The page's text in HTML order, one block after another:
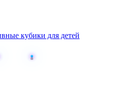
кубики для детей